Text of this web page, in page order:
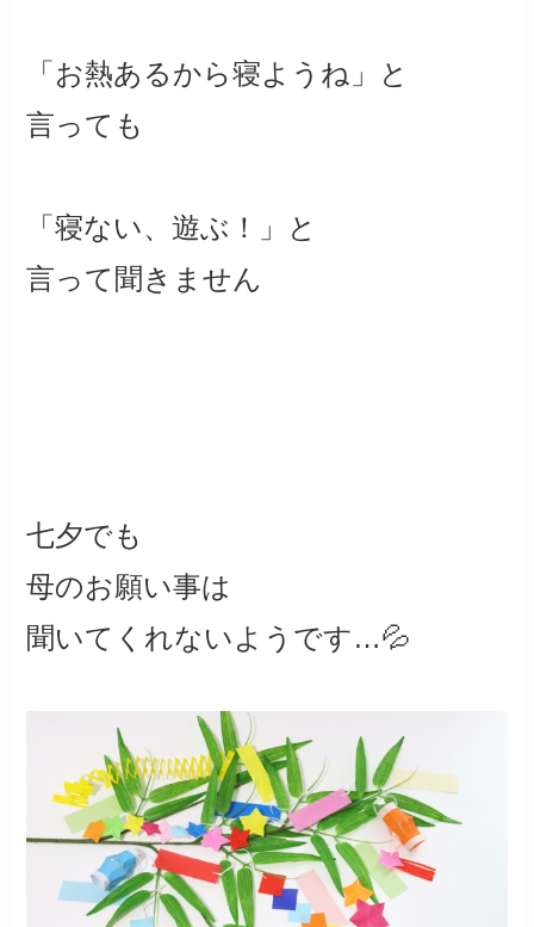
「お熱あるから寝ようね」と
言っても
「寝ない、遊ぶ！」と
言って聞きません
七夕でも
母のお願い事は
聞いてくれないようです…💦